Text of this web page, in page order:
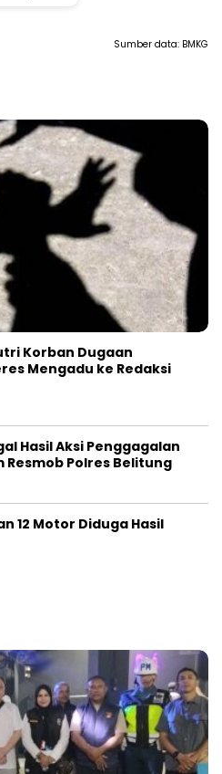
Sumber data: BMKG
Korban Dugaan
Mengadu ke Redaksi
Hasil Aksi Penggagalan
Resmob Polres Belitung
12 Motor Diduga Hasil